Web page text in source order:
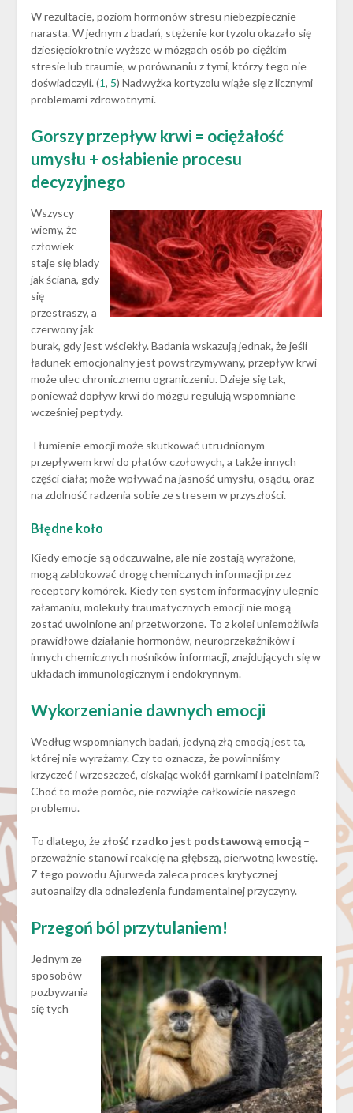
W rezultacie, poziom hormonów stresu niebezpiecznie
narasta. W jednym z badań, stężenie kortyzolu okazało się
dziesięciokrotnie wyższe w mózgach osób po ciężkim
stresie lub traumie, w porównaniu z tymi, którzy tego nie
doświadczyli. (1, 5) Nadwyżka kortyzolu wiąże się z licznymi
problemami zdrowotnymi.
Gorszy przepływ krwi = ociężałość
umysłu + osłabienie procesu
decyzyjnego
Wszyscy
wiemy, że
człowiek
staje się blady
jak ściana, gdy
się
przestraszy, a
czerwony jak
burak, gdy jest wściekły. Badania wskazują jednak, że jeśli
ładunek emocjonalny jest powstrzymywany, przepływ krwi
może ulec chronicznemu ograniczeniu. Dzieje się tak,
ponieważ dopływ krwi do mózgu regulują wspomniane
wcześniej peptydy.
Tłumienie emocji może skutkować utrudnionym
przepływem krwi do płatów czołowych, a także innych
części ciała; może wpływać na jasność umysłu, osądu, oraz
na zdolność radzenia sobie ze stresem w przyszłości.
Błędne koło
Kiedy emocje są odczuwalne, ale nie zostają wyrażone,
mogą zablokować drogę chemicznych informacji przez
receptory komórek. Kiedy ten system informacyjny ulegnie
załamaniu, molekuły traumatycznych emocji nie mogą
zostać uwolnione ani przetworzone. To z kolei uniemożliwia
prawidłowe działanie hormonów, neuroprzekaźników i
innych chemicznych nośników informacji, znajdujących się w
układach immunologicznym i endokrynnym.
Wykorzenianie dawnych emocji
Według wspomnianych badań, jedyną złą emocją jest ta,
której nie wyrażamy. Czy to oznacza, że powinniśmy
krzyczeć i wrzeszczeć, ciskając wokół garnkami i patelniami?
Choć to może pomóc, nie rozwiąże całkowicie naszego
problemu.
To dlatego, żezłość rzadko jest podstawową emocją–
przeważnie stanowi reakcję na głębszą, pierwotną kwestię.
Z tego powodu Ajurweda zaleca proces krytycznej
autoanalizy dla odnalezienia fundamentalnej przyczyny.
Przegoń ból przytulaniem!
Jednym ze
sposobów
pozbywania
się tych